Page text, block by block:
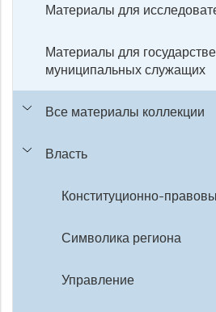
Материалы для
Материалы для
муниципальных служащих
Все материалы коллекции
Власть
Конституционно-
Символика региона
Управление